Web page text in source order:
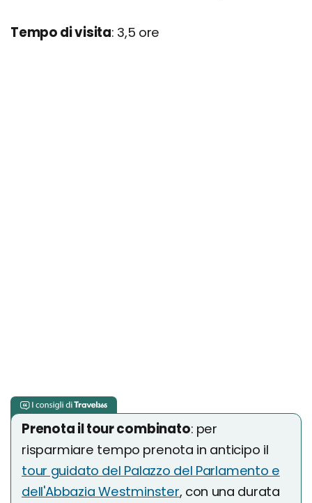
Tempo di visita: 3,5 ore
Prenota il tour combinato: per
risparmiare tempo prenota in anticipo il
tour guidato del Palazzo del Parlamento e
dell'Abbazia Westminster, con una durata